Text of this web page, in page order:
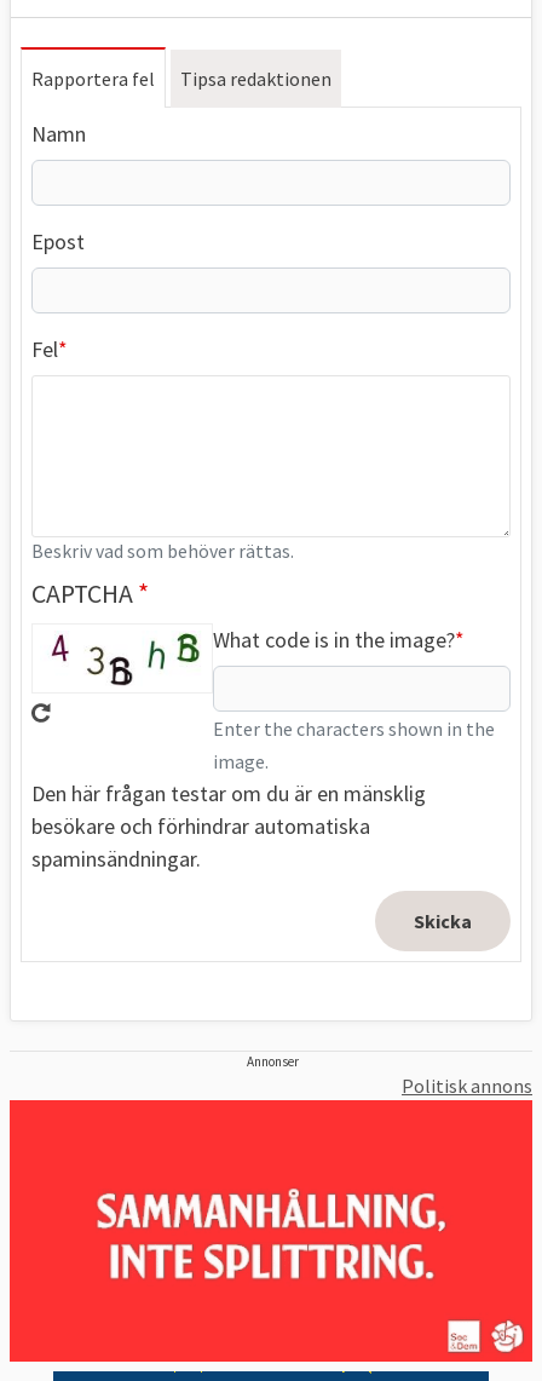
Rapportera fel Tipsa redaktionen
Namn
Epost
Fel
Beskriv vad som behöver rättas.
CAPTCHA
What code is in the image?
Enter the characters shown in the
image.
Den här frågan testar om du är en mänsklig
besökare och förhindrar automatiska
spaminsändningar.
Annonser
Politisk annons